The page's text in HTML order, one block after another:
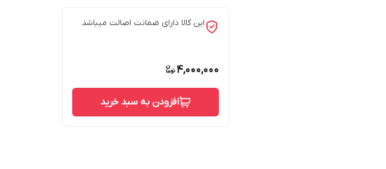
این کالا دارای ضمانت اصالت میباشد
4,000,000
افزودن به سبد خرید